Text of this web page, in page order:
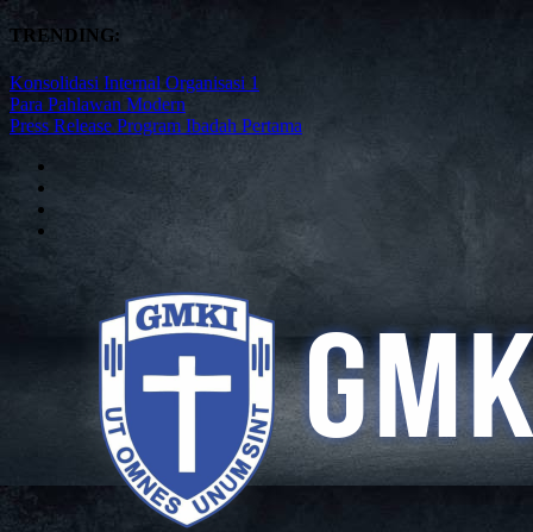
TRENDING:
Konsolidasi Internal Organisasi 1
Para Pahlawan Modern
Press Release Program Ibadah Pertama